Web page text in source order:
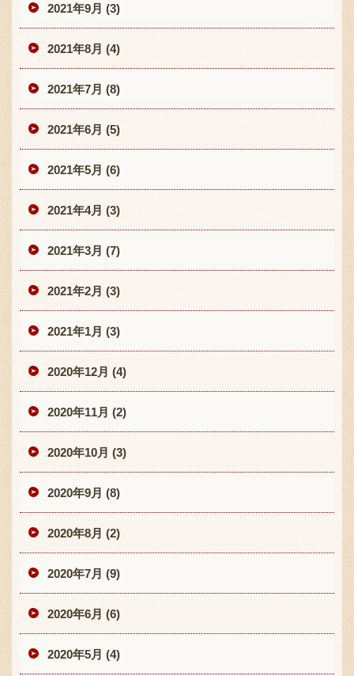
2021年9月 (3)
2021年8月 (4)
2021年7月 (8)
2021年6月 (5)
2021年5月 (6)
2021年4月 (3)
2021年3月 (7)
2021年2月 (3)
2021年1月 (3)
2020年12月 (4)
2020年11月 (2)
2020年10月 (3)
2020年9月 (8)
2020年8月 (2)
2020年7月 (9)
2020年6月 (6)
2020年5月 (4)